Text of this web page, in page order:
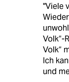
"Viele
Volk“-
Volk“
Ich
und